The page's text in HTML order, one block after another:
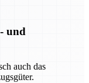
und
auch das